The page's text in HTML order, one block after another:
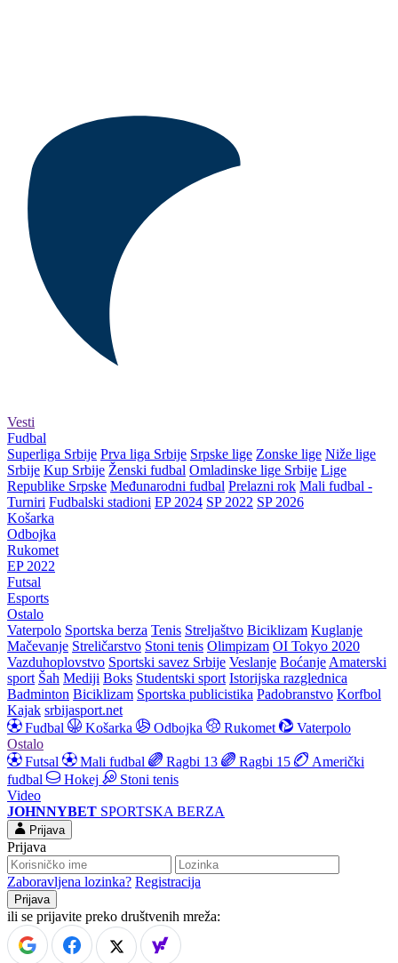
Vesti
Fudbal
Superliga Srbije Prva liga Srbije Srpske lige Zonske lige Niže lige
Srbije Kup Srbije Ženski fudbal Omladinske lige Srbije Lige
Republike Srpske Međunarodni fudbal Prelazni rok Mali fudbal -
Turniri Fudbalski stadioni EP 2024 SP 2022 SP 2026
Košarka
Odbojka
Rukomet
EP 2022
Futsal
Esports
Ostalo
Vaterpolo Sportska berza Tenis Streljaštvo Biciklizam Kuglanje
Mačevanje Streličarstvo Stoni tenis Olimpizam OI Tokyo 2020
Vazduhoplovstvo Sportski savez Srbije Veslanje Boćanje Amaterski
sport Šah Mediji Boks Studentski sport Istorijska razglednica
Badminton Biciklizam Sportska publicistika Padobranstvo Korfbol
Kajak srbijasport.net
Fudbal
Košarka Odbojka Rukomet
Vaterpolo
Ostalo
Futsal
Mali fudbal Ragbi 13 Ragbi 15
Američki
fudbal
Hokej
Stoni tenis
Video
JOHNNYBET SPORTSKA BERZA
Prijava
Prijava
Zaboravljena lozinka? Registracija
ili se prijavite preko društvenih mreža: